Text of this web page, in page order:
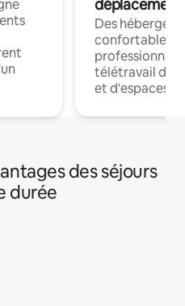
déplacement
Des
confortables
professionnels
télétravail
et d'espaces
des séjours
durée